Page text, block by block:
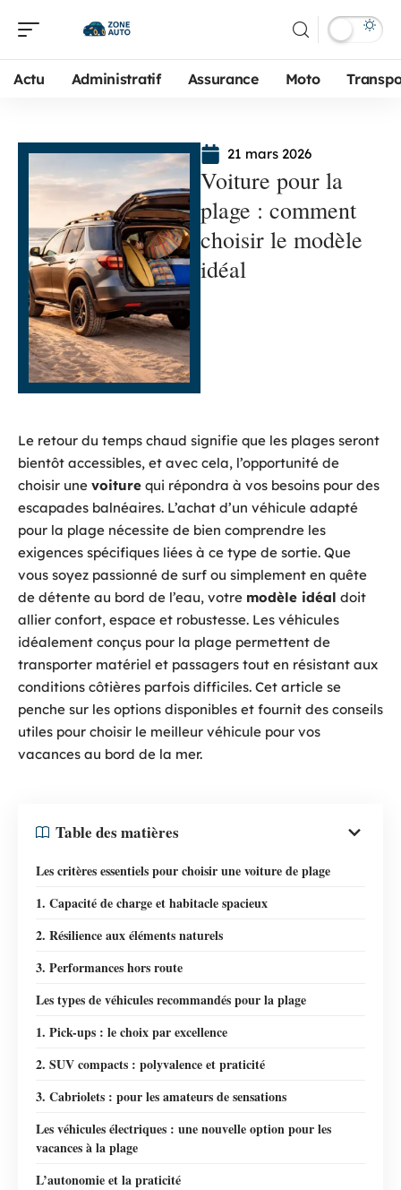
Actu Administratif Assurance Moto
21 mars 2026
Voiture pour la
plage : comment
choisir le modèle
idéal
Le retour du temps chaud signifie que les plages seront
bientôt accessibles, et avec cela, l’opportunité de
choisir une voiture qui répondra à vos besoins pour des
escapades balnéaires. L’achat d’un véhicule adapté
pour la plage nécessite de bien comprendre les
exigences spécifiques liées à ce type de sortie. Que
vous soyez passionné de surf ou simplement en quête
de détente au bord de l’eau, votre modèle idéal doit
allier confort, espace et robustesse. Les véhicules
idéalement conçus pour la plage permettent de
transporter matériel et passagers tout en résistant aux
conditions côtières parfois difficiles. Cet article se
penche sur les options disponibles et fournit des conseils
utiles pour choisir le meilleur véhicule pour vos
vacances au bord de la mer.
Table des matières
Les critères essentiels pour choisir une voiture de plage
1. Capacité de charge et habitacle spacieux
2. Résilience aux éléments naturels
3. Performances hors route
Les types de véhicules recommandés pour la plage
1. Pick-ups : le choix par excellence
2. SUV compacts : polyvalence et praticité
3. Cabriolets : pour les amateurs de sensations
Les véhicules électriques : une nouvelle option pour les
vacances à la plage
L’autonomie et la praticité